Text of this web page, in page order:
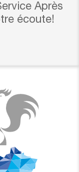
Après
écoute!